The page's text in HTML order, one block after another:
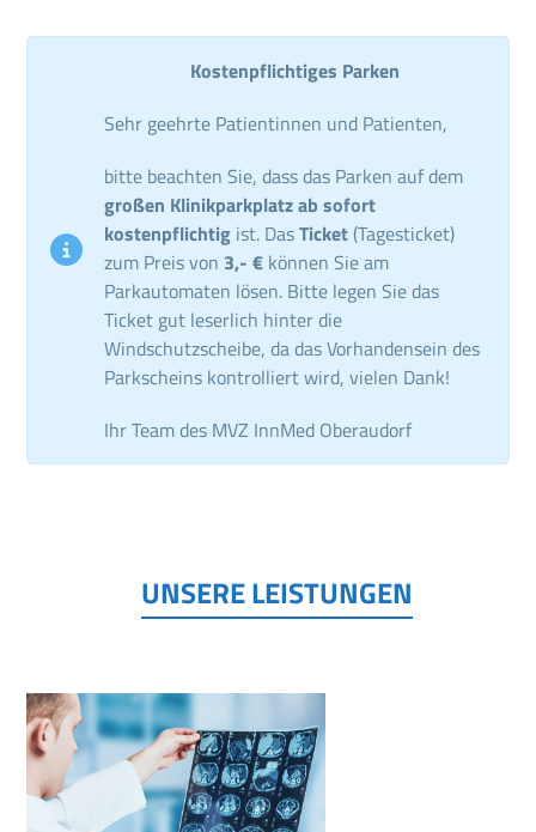
Kostenpflichtiges Parken
Sehr geehrte Patientinnen und Patienten,
bitte beachten Sie, dass das Parken auf dem
großen Klinikparkplatz ab sofort
kostenpflichtig ist. DasTicket (Tagesticket)
zum Preis von 3,- € können Sie am
Parkautomaten lösen. Bitte legen Sie das
Ticket gut leserlich hinter die
Windschutzscheibe, da das Vorhandensein des
Parkscheins kontrolliert wird, vielen Dank!
Ihr Team des MVZ InnMed Oberaudorf
UNSERE LEISTUNGEN